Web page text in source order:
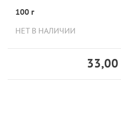
100 г
НЕТ В НАЛИЧИИ
33,00